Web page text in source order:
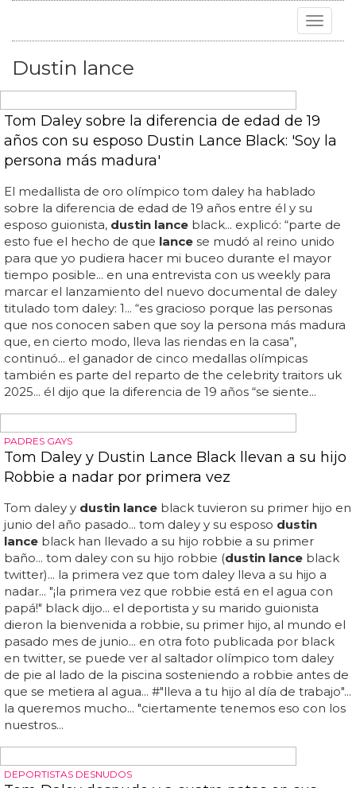
Toggle
Dustin lance
Tom Daley sobre la diferencia de edad de 19
años con su esposo Dustin Lance Black: 'Soy la
persona más madura'
El medallista de oro olímpico tom daley ha hablado
sobre la diferencia de edad de 19 años entre él y su
esposo guionista, dustin lanceblack... explicó: “parte de
esto fue el hecho de quelancese mudó al reino unido
para que yo pudiera hacer mi buceo durante el mayor
tiempo posible... en una entrevista con us weekly para
marcar el lanzamiento del nuevo documental de daley
titulado tom daley: 1... “es gracioso porque las personas
que nos conocen saben que soy la persona más madura
continuó... el ganador de cinco medallas olímpicas
también es parte del reparto de the celebrity traitors uk
2025... él dijo que la diferencia de 19 años “se siente...
Robbie a nadar por primera vez